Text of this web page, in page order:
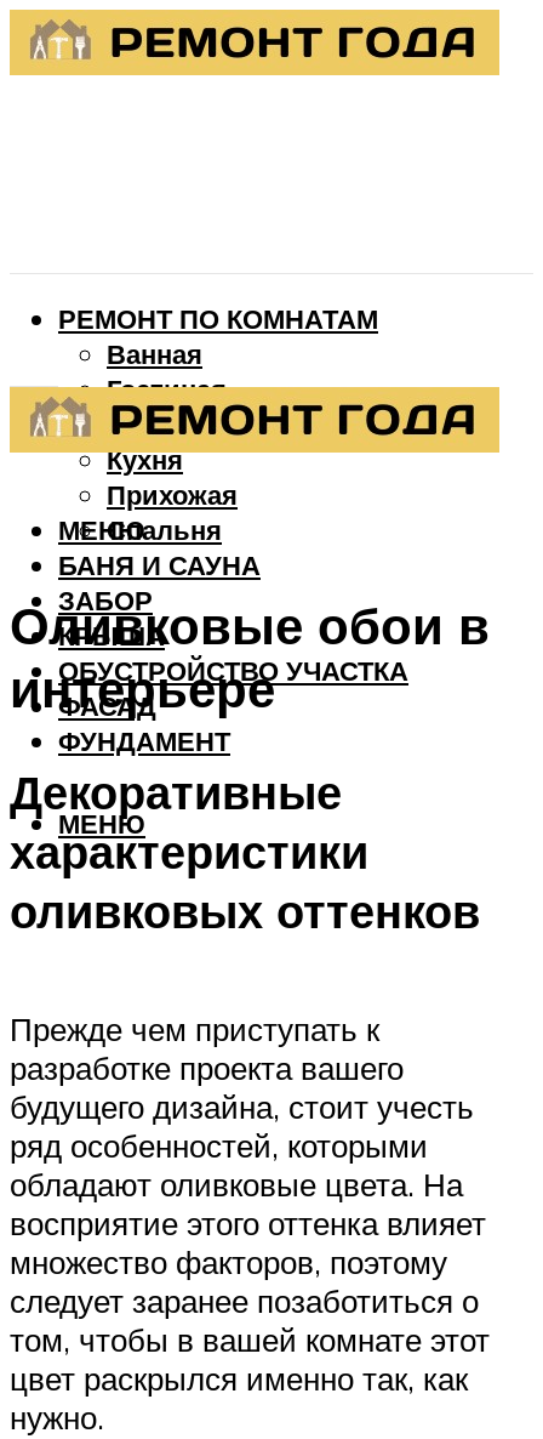
РЕМОНТ ПО КОМНАТАМ
Ванная
Гостиная
Детская
Кухня
Прихожая
Спальня
БАНЯ И САУНА
ЗАБОР
КРЫША
ОБУСТРОЙСТВО УЧАСТКА
ФАСАД
ФУНДАМЕНТ
МЕНЮ
МЕНЮ
Оливковые обои в
интерьере
Декоративные
характеристики
оливковых оттенков
Прежде чем приступать к
разработке проекта вашего
будущего дизайна, стоит учесть
ряд особенностей, которыми
обладают оливковые цвета. На
восприятие этого оттенка влияет
множество факторов, поэтому
следует заранее позаботиться о
том, чтобы в вашей комнате этот
цвет раскрылся именно так, как
нужно.